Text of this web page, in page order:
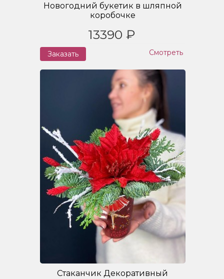
Новогодний букетик в шляпной
коробочке
13390 ₽
Заказать Смотреть
Стаканчик Декоративный